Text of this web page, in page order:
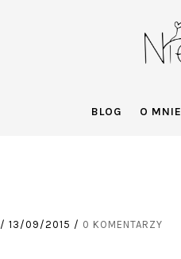
BLOG O MNIE
/13/09/2015 / 0 KOMENTARZY